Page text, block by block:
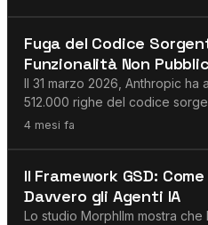
Claude
Fuga del Codice
Funzionalità Non
Il 31 marzo 2026, Anthropic
512.000 righe del codice
Ecco cosa rivelano le 44
4 mesi fa
Agenti AI
Il Framework GSD:
Davvero gli Agenti IA
Lo studio Morphllm mostra